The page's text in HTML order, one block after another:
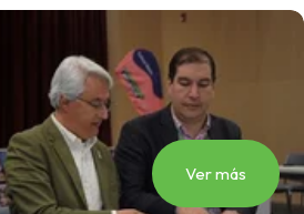
Ver más